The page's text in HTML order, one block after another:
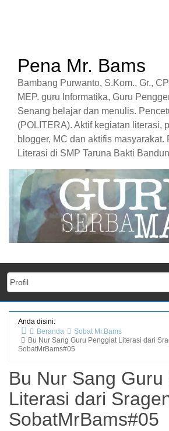
Pena Mr. Bams
Bambang Purwanto, S.Kom., Gr.,
MEP. guru Informatika, Guru
Senang belajar dan menulis.
(POLITERA). Aktif kegiatan literasi,
blogger, MC dan aktifis masyarakat.
Literasi di SMP Taruna Bakti
Anda disini:
Beranda
Sobat Mr.Bams
Bu Nur Sang Guru Penggiat Literasi dari
SobatMrBams#05
Bu Nur Sang
Literasi dari
SobatMrBams#05